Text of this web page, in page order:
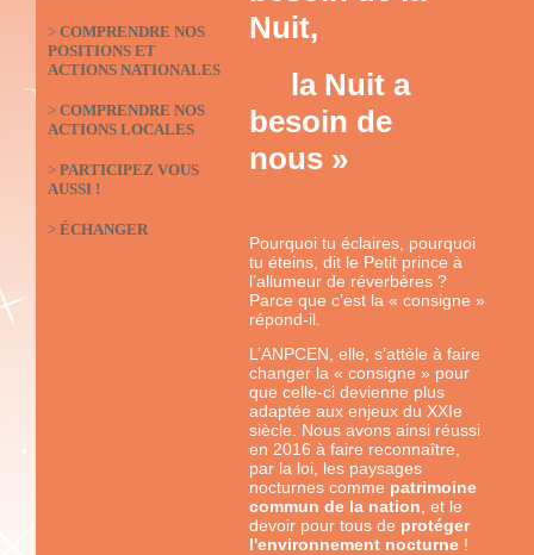
> COMPRENDRE NOS
POSITIONS ET
ACTIONS NATIONALES
> COMPRENDRE NOS
ACTIONS LOCALES
> PARTICIPEZ VOUS
AUSSI !
> ÉCHANGER
Nuit,
la Nuit a
besoin de
nous »
Pourquoi tu éclaires, pourquoi
tu éteins, dit le Petit prince à
l’allumeur de réverbères ?
Parce que c’est la « consigne »
répond-il.
L’ANPCEN, elle, s’attèle à faire
changer la « consigne » pour
que celle-ci devienne plus
adaptée aux enjeux du XXIe
siècle. Nous avons ainsi réussi
en 2016 à faire reconnaître,
par la loi, les paysages
nocturnes comme patrimoine
commun de la nation , et le
devoir pour tous de protéger
l'environnement nocturne !